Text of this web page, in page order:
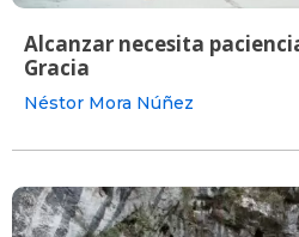
Alcanzar necesita
Gracia
Néstor Mora Núñez